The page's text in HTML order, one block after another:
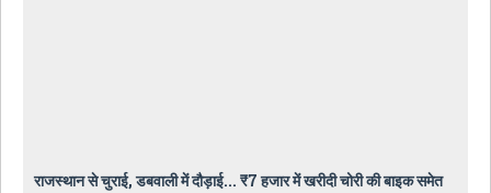
राजस्थान से चुराई, डबवाली में दौड़ाई... ₹7 हजार में खरीदी चोरी की बाइक समेत